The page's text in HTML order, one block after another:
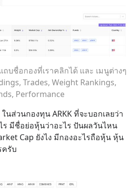
บชื่อกองที่เราคลิกได้ และ เมนูต่างๆ
Trades, Weight Rankings,
Performance
ส่วนกองทุน ARKK ที่จะบอกเลยว่า
มีชื่อย่อหุ้นว่าอะไร ปันผลวันไหน
Cap ยังไง มีกองอะไรถือหุ้น หุ้น
ครับ